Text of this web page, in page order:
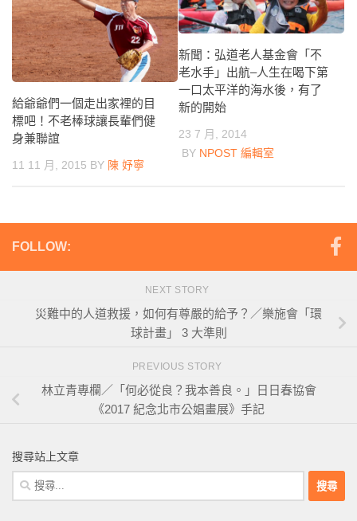
給爺爺們一個走出家裡的目
標吧！不老棒球讓長輩們健
身兼聯誼
11 11 月, 2015 BY 陳 妤寧
新聞：弘道老人基金會「不
老水手」出航–人生在喝下第
一口太平洋的海水後，有了
新的開始
23 7 月, 2014
BY NPOST 編輯室
FOLLOW:
NEXT STORY
災難中的人道救援，如何有尊嚴的給予？／樂施會「環
球計畫」 3 大準則
PREVIOUS STORY
林立青專欄／「何必從良？我本善良。」日日春協會
《2017 紀念北市公娼畫展》手記
搜尋站上文章
搜
尋